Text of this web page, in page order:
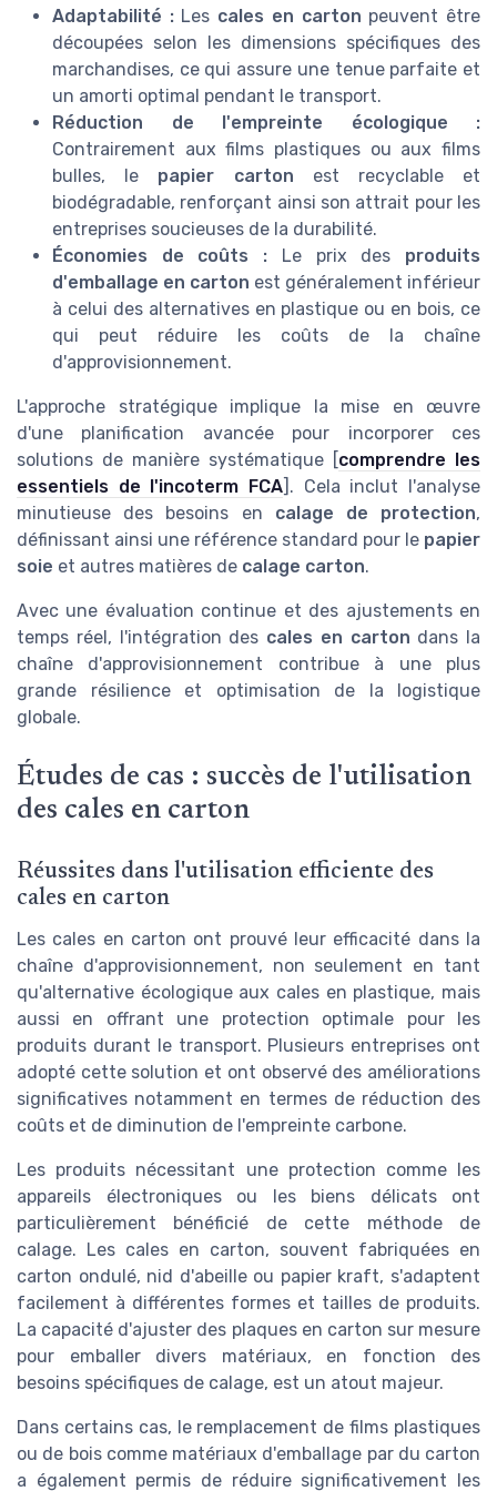
Adaptabilité :Les cales en carton peuvent être
découpées selon les dimensions spécifiques des
marchandises, ce qui assure une tenue parfaite et
un amorti optimal pendant le transport.
Réduction de l'empreinte écologique :
Contrairement aux films plastiques ou aux films
bulles, le papier carton est recyclable et
biodégradable, renforçant ainsi son attrait pour les
entreprises soucieuses de la durabilité.
Économies de coûts : Le prix des produits
d'emballage en carton est généralement inférieur
à celui des alternatives en plastique ou en bois, ce
qui peut réduire les coûts de la chaîne
d'approvisionnement.
L'approche stratégique implique la mise en œuvre
d'une planification avancée pour incorporer ces
solutions de manière systématique [ comprendre les
essentiels de l'incoterm FCA ]. Cela inclut l'analyse
minutieuse des besoins en calage de protection,
définissant ainsi une référence standard pour le papier
soie et autres matières de calage carton.
Avec une évaluation continue et des ajustements en
temps réel, l'intégration des cales en carton dans la
chaîne d'approvisionnement contribue à une plus
grande résilience et optimisation de la logistique
globale.
Études de cas : succès de l'utilisation
des cales en carton
Réussites dans l'utilisation efficiente des
cales en carton
Les cales en carton ont prouvé leur efficacité dans la
chaîne d'approvisionnement, non seulement en tant
qu'alternative écologique aux cales en plastique, mais
aussi en offrant une protection optimale pour les
produits durant le transport. Plusieurs entreprises ont
adopté cette solution et ont observé des améliorations
significatives notamment en termes de réduction des
coûts et de diminution de l'empreinte carbone.
Les produits nécessitant une protection comme les
appareils électroniques ou les biens délicats ont
particulièrement bénéficié de cette méthode de
calage. Les cales en carton, souvent fabriquées en
carton ondulé, nid d'abeille ou papier kraft, s'adaptent
facilement à différentes formes et tailles de produits.
La capacité d'ajuster des plaques en carton sur mesure
pour emballer divers matériaux, en fonction des
besoins spécifiques de calage, est un atout majeur.
Dans certains cas, le remplacement de films plastiques
ou de bois comme matériaux d'emballage par du carton
a également permis de réduire significativement les